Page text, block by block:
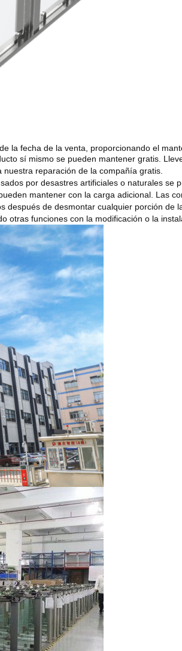
la fecha de la venta, proporcionando el
sí mismo se pueden mantener gratis.
reparación de la compañía gratis.
por desastres artificiales o naturales se
mantener con la carga adicional. Las
después de desmontar cualquier porción
otras funciones con la modificación o la